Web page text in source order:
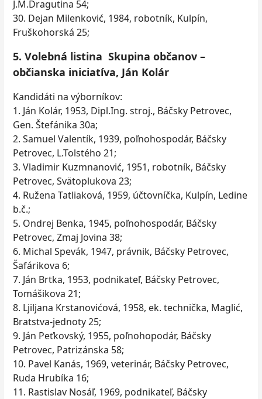
J.M.Dragutina 54;
30. Dejan Milenković, 1984, robotník, Kulpín,
Fruškohorská 25;
5. Volebná listina Skupina občanov –
občianska iniciatíva, Ján Kolár
Kandidáti na výborníkov:
1. Ján Kolár, 1953, Dipl.Ing. stroj., Báčsky Petrovec,
Gen. Štefánika 30a;
2. Samuel Valentík, 1939, poľnohospodár, Báčsky
Petrovec, L.Tolstého 21;
3. Vladimir Kuzmnanović, 1951, robotník, Báčsky
Petrovec, Svätoplukova 23;
4. Ružena Tatliaková, 1959, účtovníčka, Kulpín, Ledine
b.č.;
5. Ondrej Benka, 1945, poľnohospodár, Báčsky
Petrovec, Zmaj Jovina 38;
6. Michal Spevák, 1947, právnik, Báčsky Petrovec,
Šafárikova 6;
7. Ján Brtka, 1953, podnikateľ, Báčsky Petrovec,
Tomášikova 21;
8. Ljiljana Krstanovićová, 1958, ek. technička, Maglić,
Bratstva-jednoty 25;
9. Ján Peťkovský, 1955, poľnohopodár, Báčsky
Petrovec, Patrizánska 58;
10. Pavel Kanás, 1969, veterinár, Báčsky Petrovec,
Ruda Hrubíka 16;
11. Rastislav Nosáľ, 1969, podnikateľ, Báčsky